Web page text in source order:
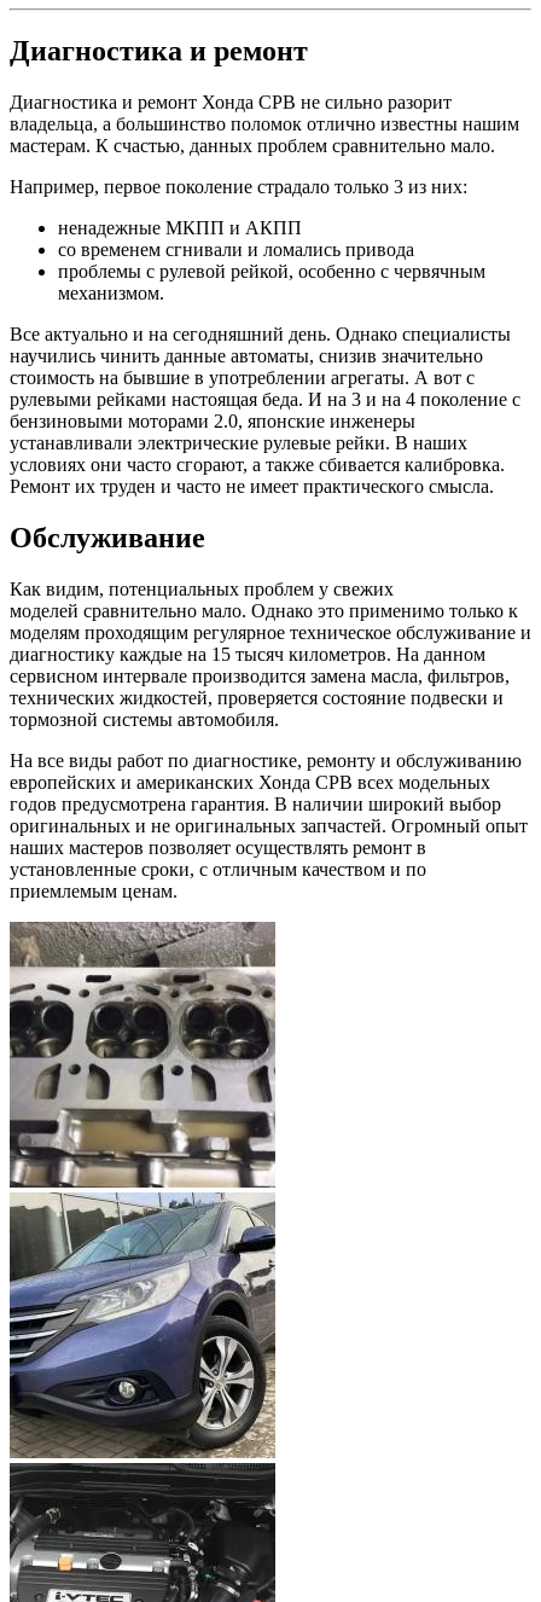
Диагностика и ремонт
Диагностика и ремонт Хонда СРВ не сильно разорит
владельца, а большинство поломок отлично известны нашим
мастерам. К счастью, данных проблем сравнительно мало.
Например, первое поколение страдало только 3 из них:
ненадежные МКПП и АКПП
со временем сгнивали и ломались привода
проблемы с рулевой рейкой, особенно с червячным
механизмом.
Все актуально и на сегодняшний день. Однако специалисты
научились чинить данные автоматы, снизив значительно
стоимость на бывшие в употреблении агрегаты. А вот с
рулевыми рейками настоящая беда. И на 3 и на 4 поколение с
бензиновыми моторами 2.0, японские инженеры
устанавливали электрические рулевые рейки. В наших
условиях они часто сгорают, а также сбивается калибровка.
Ремонт их труден и часто не имеет практического смысла.
Обслуживание
Как видим, потенциальных проблем у свежих
моделей сравнительно мало. Однако это применимо только к
моделям проходящим регулярное техническое обслуживание и
диагностику каждые на 15 тысяч километров. На данном
сервисном интервале производится замена масла, фильтров,
технических жидкостей, проверяется состояние подвески и
тормозной системы автомобиля.
На все виды работ по диагностике, ремонту и обслуживанию
европейских и американских Хонда СРВ всех модельных
годов предусмотрена гарантия. В наличии широкий выбор
оригинальных и не оригинальных запчастей. Огромный опыт
наших мастеров позволяет осуществлять ремонт в
установленные сроки, с отличным качеством и по
приемлемым ценам.